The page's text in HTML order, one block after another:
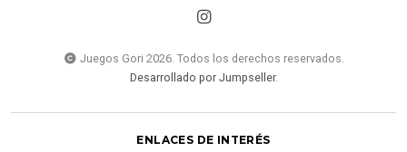
Juegos Gori 2026. Todos los derechos reservados.
Desarrollado por Jumpseller.
ENLACES DE INTERÉS